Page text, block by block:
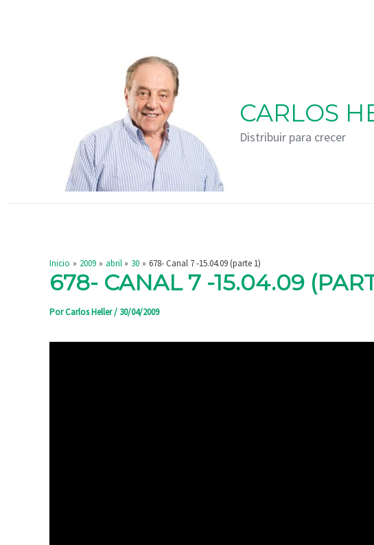
CARLOS
Distribuir para crecer
Inicio 2009 abril 30 678- Canal 7 -15.04.09 (parte 1)
678- CANAL 7 -15.04.09
PorCarlos Heller/ 30/04/2009